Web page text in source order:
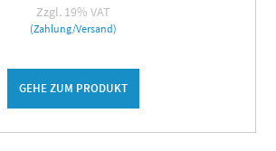
Zzgl. 19% VAT
(Zahlung/Versand)
GEHE ZUM PRODUKT